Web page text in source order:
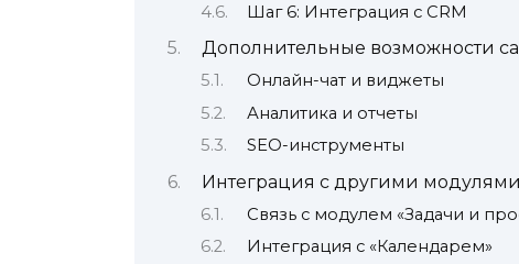
Шаг 6: Интеграция с CRM
Дополнительные возможности
Онлайн-чат и виджеты
Аналитика и отчеты
SEO-инструменты
Интеграция с другими
Связь с модулем «Задачи и
Интеграция с «Календарем»